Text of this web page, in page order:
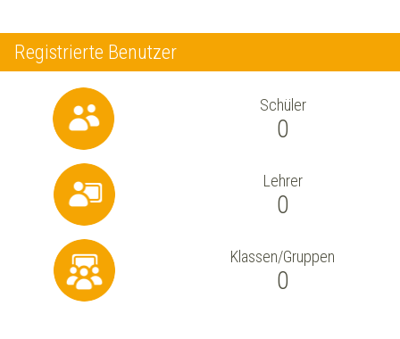
Registrierte Benutzer
Schüler
0
Lehrer
0
Klassen/Gruppen
0